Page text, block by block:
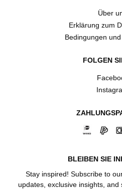
Über
Erklärung zum
Bedingungen
FOLGEN
BLEIBEN SIE
Stay inspired! Subscribe to
updates, exclusive insights,